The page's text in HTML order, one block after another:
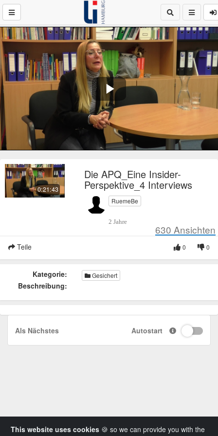
Play
Video
0:21:43
Die APQ_Eine Insider-
Perspektive_4 Interviews
RuemeBe
2 Jahre
630 Ansichten
Teile 0
0
Kategorie: Gesichert
Beschreibung:
Als Nächstes Autostart
This website uses cookies 🍪 so we can provide you with the